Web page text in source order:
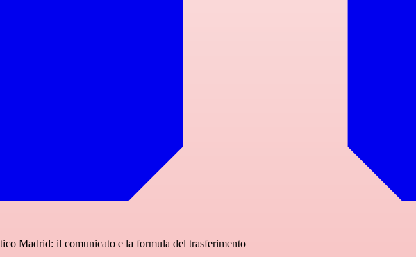
Madrid: il comunicato e la formula del trasferimento